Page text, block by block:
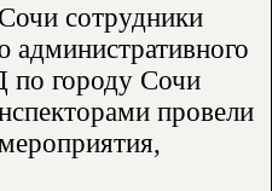
сотрудники
административного
по городу Сочи
провели